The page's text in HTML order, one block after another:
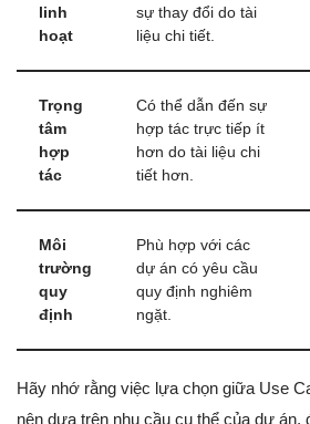
linh
hoạt
sự thay đổi do tài
liệu chi tiết.
Trọng
tâm
hợp
tác
Có thể dẫn đến sự
hợp tác trực tiếp ít
hơn do tài liệu chi
tiết hơn.
Môi
trường
quy
định
Phù hợp với các
dự án có yêu cầu
quy định nghiêm
ngặt.
Hãy nhớ rằng việc lựa chọn giữa Use
nên dựa trên nhu cầu cụ thể của dự án,